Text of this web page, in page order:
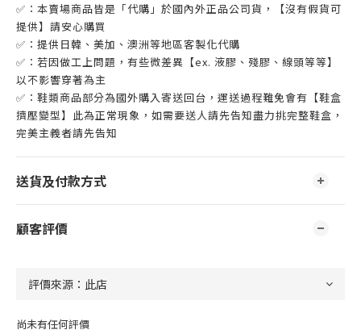
✅：本賣場商品皆是「代購」於國內外正品公司貨，【沒有假貨可
提供】請安心購買
✅：提供日韓、美加、澳洲等地區客製化代購
✅：若因做工上問題，有些微差異【ex. 液膠、殘膠、線頭等等】
以不影響穿著為主
✅：鞋類商品部分為國外購入寄送回台，運送過程難免會有【鞋盒
擠壓變型】此為正常現象，如需要送人請先告知盡力挑完整鞋盒，
完美主義者請先告知
送貨及付款方式
顧客評價
尚未有任何評價